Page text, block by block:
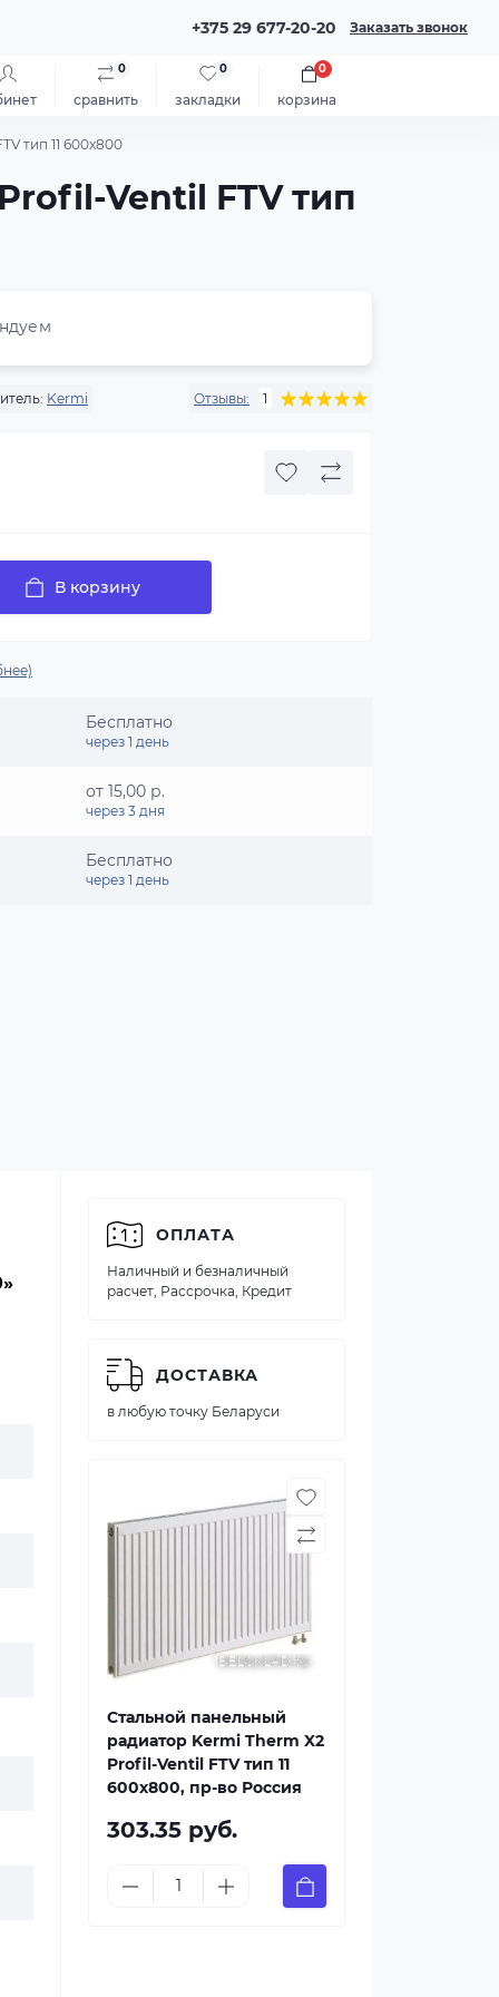
+375 29 677-20-20 Заказать звонок
сравнить
0
закладки
0
корзина
0
тип 11 600x800
Ventil FTV тип
Kermi Отзывы: 1
В корзину
Бесплатно
через 1 день
от 15,00 р.
через 3 дня
Бесплатно
через 1 день
ОПЛАТА
Наличный и безналичный
расчет, Рассрочка, Кредит
ДОСТАВКА
в любую точку Беларуси
Стальной панельный
радиатор Kermi Therm X2
Profil-Ventil FTV тип 11
600x800, пр-во Россия
303.35 руб.